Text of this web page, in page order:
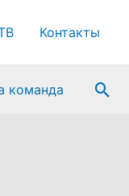
Контакты
команда